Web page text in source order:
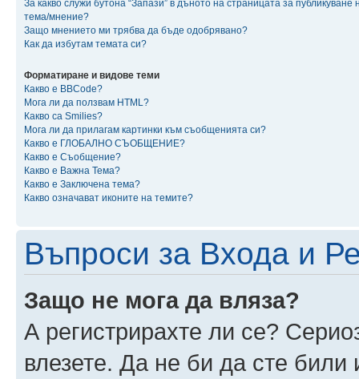
За какво служи бутона “Запази” в дъното на страницата за публикуване
тема/мнение?
Защо мнението ми трябва да бъде одобрявано?
Как да избутам темата си?
Форматиране и видове теми
Какво е BBCode?
Мога ли да ползвам HTML?
Какво са Smilies?
Мога ли да прилагам картинки към съобщенията си?
Какво е ГЛОБАЛНО СЪОБЩЕНИЕ?
Какво е Съобщение?
Какво е Важна Тема?
Какво е Заключена тема?
Какво означават иконите на темите?
Въпроси за Входа и
Защо не мога да вляза?
А регистрирахте ли се?
влезете. Да не би да сте